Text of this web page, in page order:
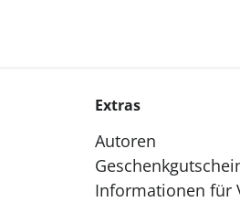
Extras
Autoren
Informationen für